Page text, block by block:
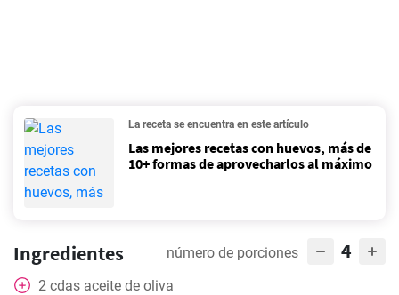
La receta se encuentra en este artículo
Las mejores recetas con huevos, más de
10+ formas de aprovecharlos al máximo
Ingredientes número de porciones 4
2 cdas aceite de oliva